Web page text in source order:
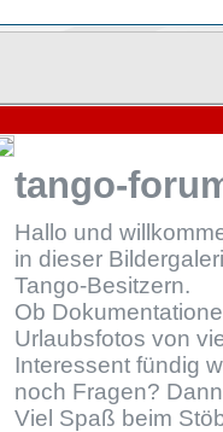
tango-
Hallo und
in dieser
Tango-Besitzern.
Ob
Urlaubsfotos von
Interessent fündig
noch Fragen?
Viel Spaß beim